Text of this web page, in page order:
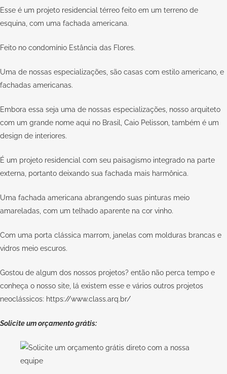
Esse é um projeto residencial térreo feito em um terreno de
esquina, com uma fachada americana.
Feito no condomínio Estância das Flores.
Uma de nossas especializações, são casas com estilo americano, e
fachadas americanas.
Embora essa seja uma de nossas especializações, nosso arquiteto
com um grande nome aqui no Brasil, Caio Pelisson , também é um
design de interiores.
É um projeto residencial com seu paisagismo integrado na parte
externa, portanto deixando sua fachada mais harmônica.
Uma fachada americana abrangendo suas pinturas meio
amareladas, com um telhado aparente na cor vinho.
Com uma porta clássica marrom, janelas com molduras brancas e
vidros meio escuros.
Gostou de algum dos nossos projetos? então não perca tempo e
conheça o nosso site, lá existem esse e vários outros projetos
neoclássicos: https://www.class.arq.br/
Solicite um orçamento grátis: